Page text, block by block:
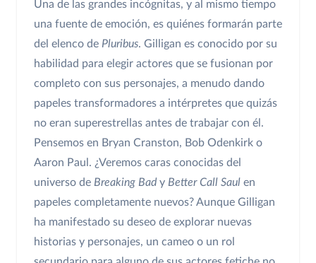
Una de las grandes incógnitas, y al mismo tiempo
una fuente de emoción, es quiénes formarán parte
del elenco de Pluribus. Gilligan es conocido por su
habilidad para elegir actores que se fusionan por
completo con sus personajes, a menudo dando
papeles transformadores a intérpretes que quizás
no eran superestrellas antes de trabajar con él.
Pensemos en Bryan Cranston, Bob Odenkirk o
Aaron Paul. ¿Veremos caras conocidas del
universo de Breaking Bad y Better Call Saul en
papeles completamente nuevos? Aunque Gilligan
ha manifestado su deseo de explorar nuevas
historias y personajes, un cameo o un rol